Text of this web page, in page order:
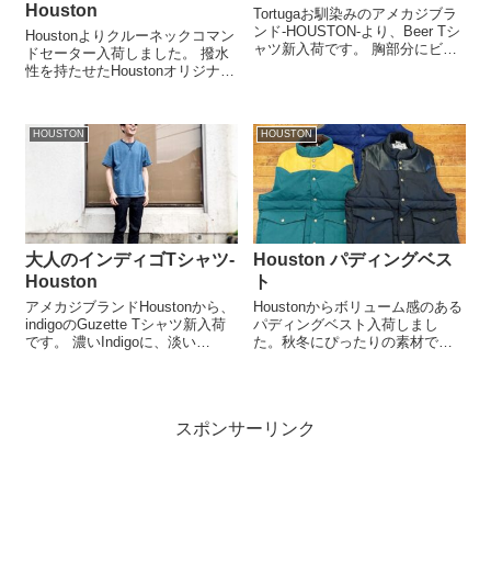
Houston
Houstonよりクルーネックコマン
ドセーター入荷しました。 撥水
性を持たせたHoustonオリジナル
も良く細部までしっかり作り込
まれています。 是非店頭にてご
覧くださいませ！！ ...
Tortugaお馴染みのアメカジブラ
ンド-HOUSTON-より、Beer Tシ
ャツ新入荷です。 胸部分にビー
いつくりです。...
HOUSTON
大人のインディゴTシャツ-
Houston
アメカジブランドHoustonから、
indigoのGuzette Tシャツ新入荷
です。 濃いIndigoに、淡い
HOUSTON
Houston パディングベス
ト
Houstonからボリューム感のある
パディングベスト入荷しまし
た。秋冬にぴったりの素材であ
に着用できます。ボリューム感
スポンサーリンク